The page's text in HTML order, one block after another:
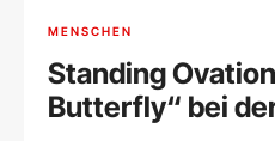
MENSCHEN
Standing
Butterfly“ bei